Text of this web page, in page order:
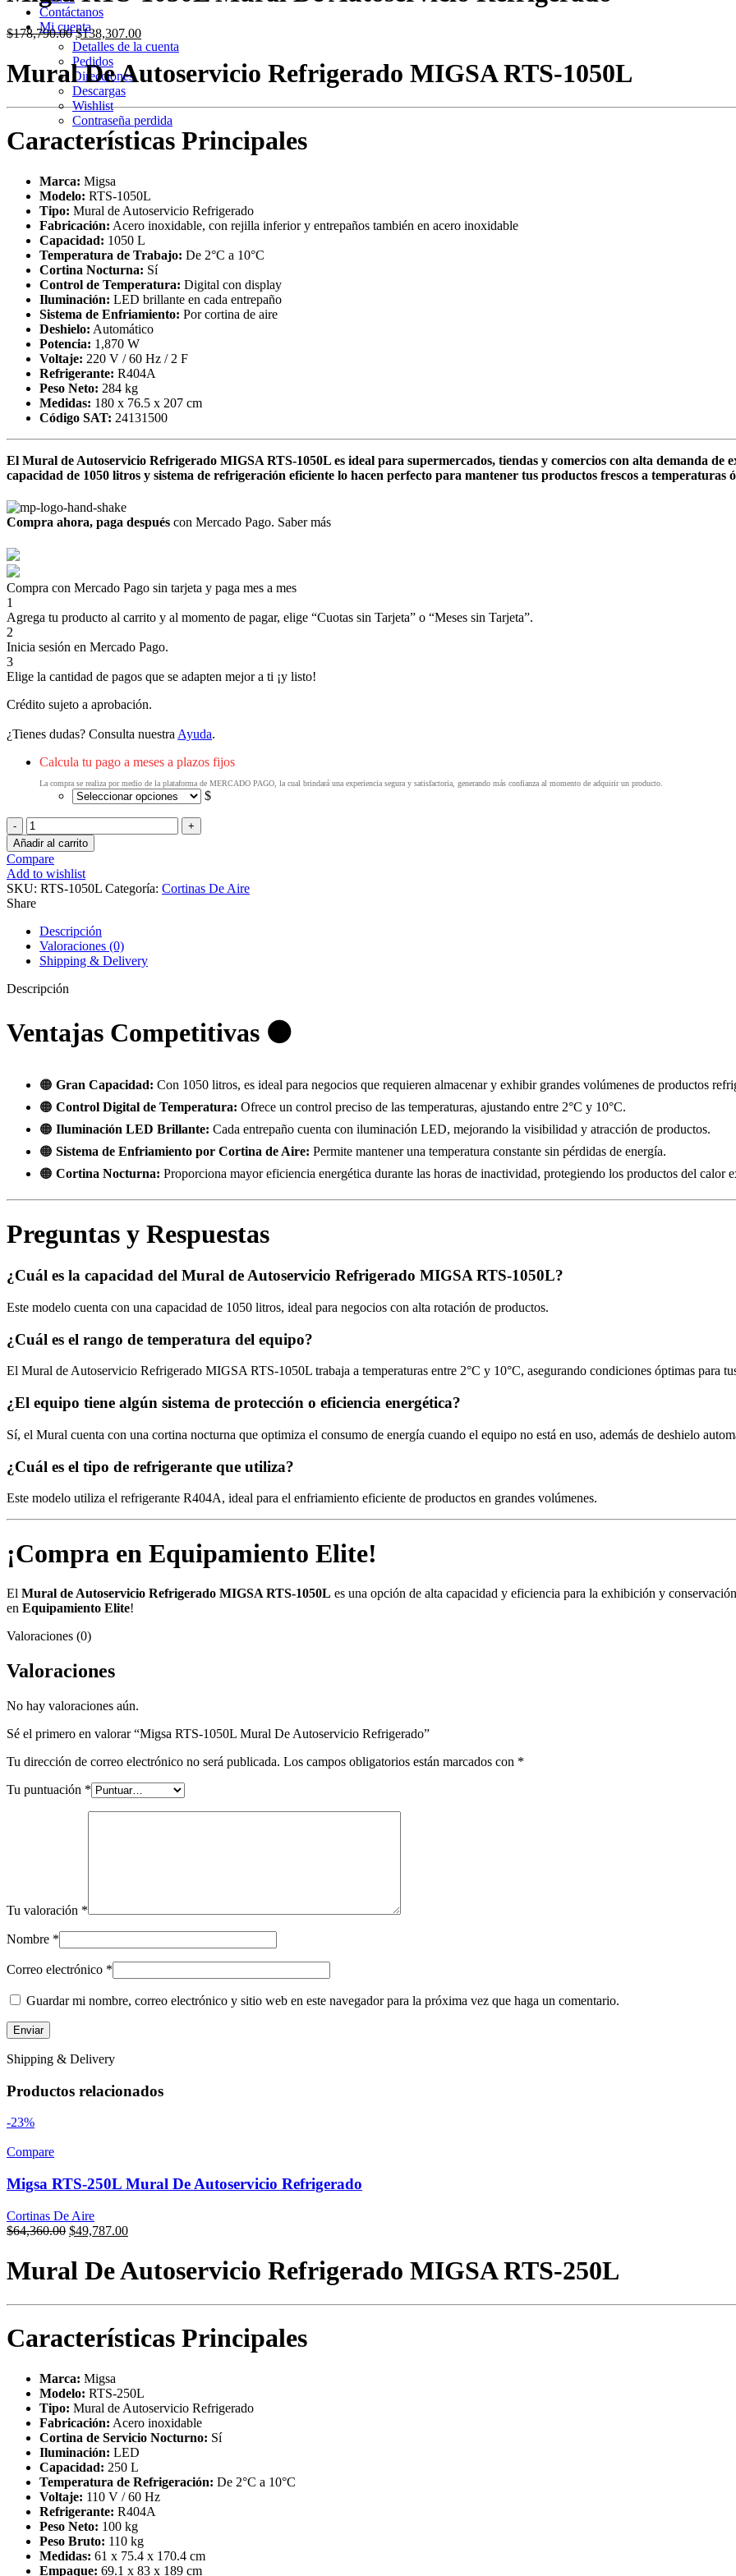
Contáctanos
Mi cuenta
Detalles de la cuenta
Pedidos
Direcciones
Descargas
Wishlist
Contraseña perdida
$178,790.00Original
price
was:
$178,790.00.
$138,307.00Current
price
$138,307.00.
Mural De Autoservicio Refrigerado MIGSA RTS-1050L
Características Principales
Marca: Migsa
Modelo: RTS-1050L
Tipo: Mural de Autoservicio Refrigerado
Fabricación: Acero inoxidable, con rejilla inferior y entrepaños también en acero inoxidable
Capacidad: 1050 L
Temperatura de Trabajo: De 2°C a 10°C
Cortina Nocturna: Sí
Control de Temperatura: Digital con display
Iluminación: LED brillante en cada entrepaño
Sistema de Enfriamiento: Por cortina de aire
Deshielo: Automático
Potencia: 1,870 W
Voltaje: 220 V / 60 Hz / 2 F
Refrigerante: R404A
Peso Neto: 284 kg
Medidas: 180 x 76.5 x 207 cm
Código SAT: 24131500
El Mural de Autoservicio Refrigerado MIGSA RTS-1050L es ideal para supermercados, tiendas y comercios con alta demanda de
capacidad de 1050 litros y sistema de refrigeración eficiente lo hacen perfecto para mantener tus productos frescos a temperaturas
Compra ahora, paga después con Mercado Pago. Saber más
Compra con Mercado Pago sin tarjeta y paga mes a mes
1
Agrega tu producto al carrito y al momento de pagar, elige “Cuotas sin Tarjeta” o “Meses sin Tarjeta”.
2
Inicia sesión en Mercado Pago.
3
Elige la cantidad de pagos que se adapten mejor a ti ¡y listo!
Crédito sujeto a aprobación.
¿Tienes dudas? Consulta nuestra Ayuda.
Calcula tu pago a meses a plazos fijos
La compra se realiza por medio de la plataforma de MERCADO PAGO, la cual brindará una experiencia segura y satisfactoria, generando más confianza al momento de adquirir un producto.
$
Migsa
RTS-
1050L
Mural
De
Autoservicio
Refrigerado
cantidad
Añadir al carrito
Compare
Add to wishlist
SKU: RTS-1050L Categoría: Cortinas De Aire
Share
Descripción
Valoraciones (0)
Shipping & Delivery
Descripción
Ventajas Competitivas 🟠
🟠 Gran Capacidad: Con 1050 litros, es ideal para negocios que requieren almacenar y exhibir grandes volúmenes de productos
🟠 Control Digital de Temperatura: Ofrece un control preciso de las temperaturas, ajustando entre 2°C y 10°C.
🟠 Iluminación LED Brillante: Cada entrepaño cuenta con iluminación LED, mejorando la visibilidad y atracción de productos.
🟠 Sistema de Enfriamiento por Cortina de Aire: Permite mantener una temperatura constante sin pérdidas de energía.
🟠 Cortina Nocturna: Proporciona mayor eficiencia energética durante las horas de inactividad, protegiendo los productos del calor
Preguntas y Respuestas
¿Cuál es la capacidad del Mural de Autoservicio Refrigerado MIGSA RTS-1050L?
Este modelo cuenta con una capacidad de 1050 litros, ideal para negocios con alta rotación de productos.
¿Cuál es el rango de temperatura del equipo?
El Mural de Autoservicio Refrigerado MIGSA RTS-1050L trabaja a temperaturas entre 2°C y 10°C, asegurando condiciones óptimas para
¿El equipo tiene algún sistema de protección o eficiencia energética?
Sí, el Mural cuenta con una cortina nocturna que optimiza el consumo de energía cuando el equipo no está en uso, además de deshielo
¿Cuál es el tipo de refrigerante que utiliza?
Este modelo utiliza el refrigerante R404A, ideal para el enfriamiento eficiente de productos en grandes volúmenes.
¡Compra en Equipamiento Elite!
El Mural de Autoservicio Refrigerado MIGSA RTS-1050L es una opción de alta capacidad y eficiencia para la exhibición y
en Equipamiento Elite!
Valoraciones (0)
Valoraciones
No hay valoraciones aún.
Sé el primero en valorar “Migsa RTS-1050L Mural De Autoservicio Refrigerado”
Tu dirección de correo electrónico no será publicada. Los campos obligatorios están marcados con *
Tu puntuación *
Tu valoración *
Nombre *
Correo electrónico *
Guardar mi nombre, correo electrónico y sitio web en este navegador para la próxima vez que haga un comentario.
Shipping & Delivery
Productos relacionados
-23%
Compare
Migsa RTS-250L Mural De Autoservicio Refrigerado
Cortinas De Aire
$64,360.00 Original
was:
$64,360.00.
$49,787.00Current
is:
$49,787.00.
Mural De Autoservicio Refrigerado MIGSA RTS-250L
Características Principales
Marca: Migsa
Modelo: RTS-250L
Tipo: Mural de Autoservicio Refrigerado
Fabricación: Acero inoxidable
Cortina de Servicio Nocturno: Sí
Iluminación: LED
Capacidad: 250 L
Temperatura de Refrigeración: De 2°C a 10°C
Voltaje: 110 V / 60 Hz
Refrigerante: R404A
Peso Neto: 100 kg
Peso Bruto: 110 kg
Medidas: 61 x 75.4 x 170.4 cm
Empaque: 69.1 x 83 x 189 cm